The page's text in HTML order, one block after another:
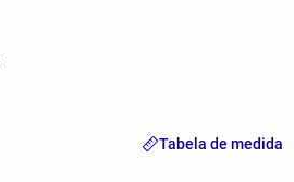
Tabela de medida